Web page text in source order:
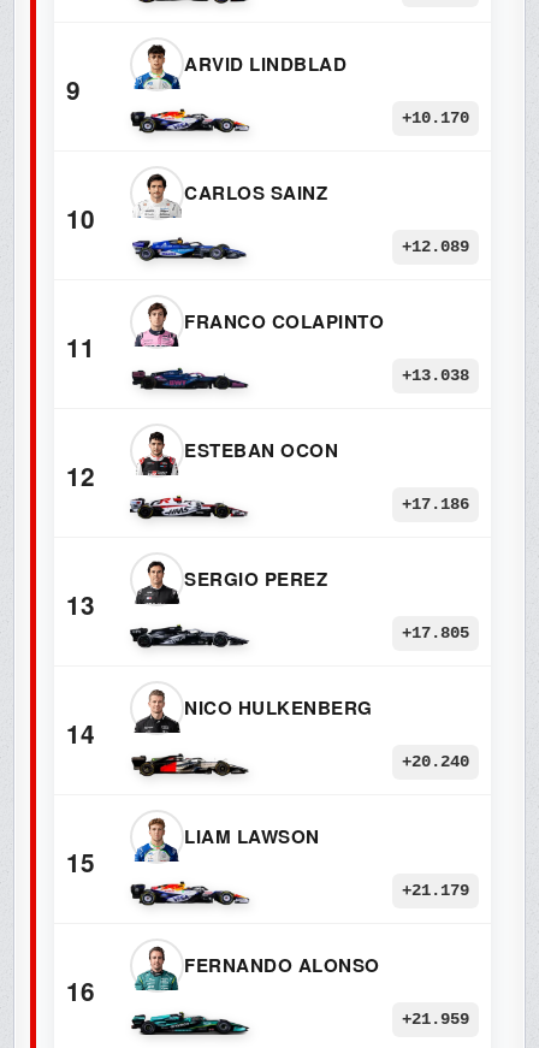
9
ARVID LINDBLAD
+10.170
10
CARLOS SAINZ
+12.089
11
FRANCO COLAPINTO
+13.038
12
ESTEBAN OCON
+17.186
13
SERGIO PEREZ
+17.805
14
NICO HULKENBERG
+20.240
15
LIAM LAWSON
+21.179
16
FERNANDO ALONSO
+21.959